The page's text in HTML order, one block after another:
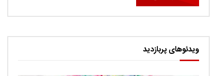
ویدئوهای پربازدید